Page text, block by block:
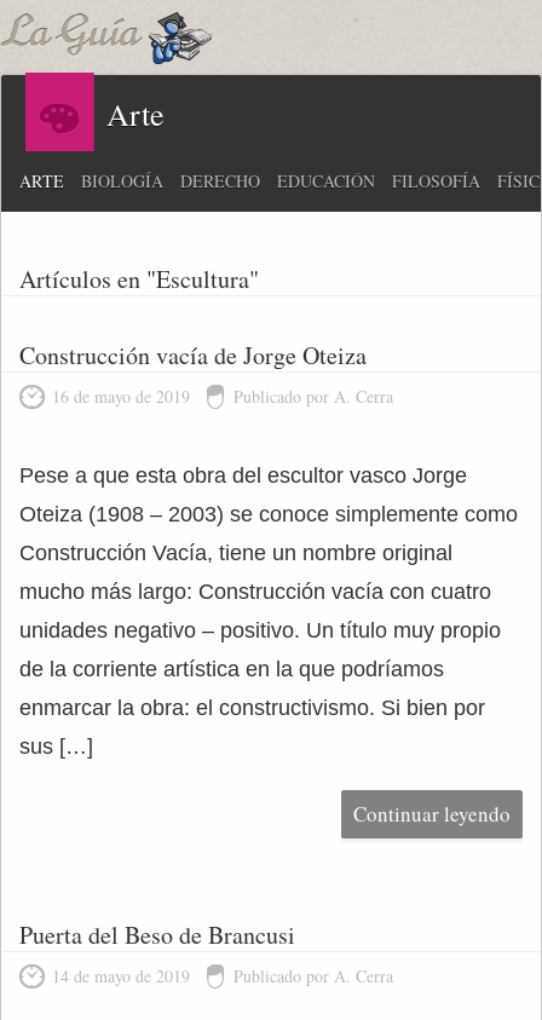
Arte
ARTE BIOLOGÍA DERECHO EDUCACIÓN FILOSOFÍA
Artículos en "Escultura"
Construcción vacía de Jorge Oteiza
16 de mayo de 2019 Publicado por A. Cerra
Pese a que esta obra del escultor vasco Jorge
Oteiza (1908 – 2003) se conoce simplemente como
Construcción Vacía, tiene un nombre original
mucho más largo: Construcción vacía con cuatro
unidades negativo – positivo. Un título muy propio
de la corriente artística en la que podríamos
enmarcar la obra: el constructivismo. Si bien por
sus […]
Continuar leyendo
Puerta del Beso de Brancusi
14 de mayo de 2019 Publicado por A. Cerra